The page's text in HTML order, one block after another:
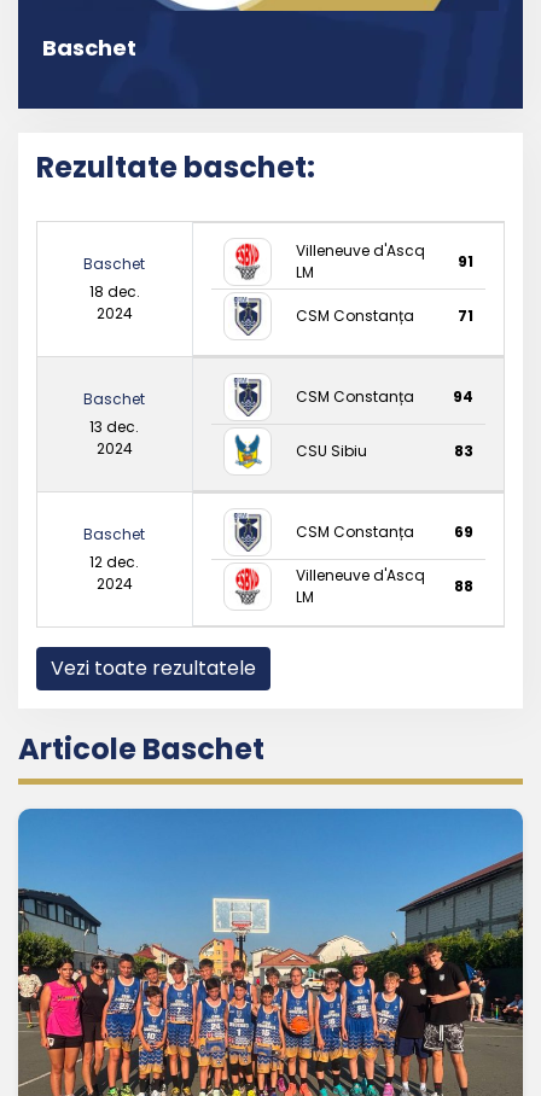
Baschet
Rezultate baschet:
Baschet
18 dec.
2024
Villeneuve d'Ascq
LM
91
CSM Constanța 71
Baschet
13 dec.
2024
CSM Constanța 94
CSU Sibiu 83
Baschet
12 dec.
2024
CSM Constanța 69
Villeneuve d'Ascq
LM
88
Vezi toate rezultatele
Articole Baschet